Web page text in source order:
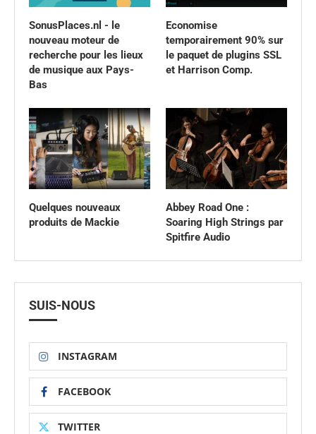
SonusPlaces.nl - le
nouveau moteur de
recherche pour les lieux
de musique aux Pays-
Bas
Economise
temporairement 90% sur
le paquet de plugins SSL
et Harrison Comp.
Quelques nouveaux
produits de Mackie
Abbey Road One :
Soaring High Strings par
Spitfire Audio
SUIS-NOUS
INSTAGRAM
FACEBOOK
TWITTER